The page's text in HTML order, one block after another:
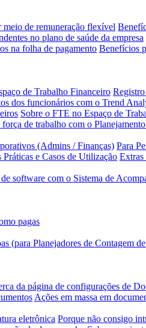
meio de remuneração flexível
no plano de saúde da empresa
na folha de pagamento Benefícios
de Trabalho Financeiro
dos funcionários com o Trend
Sobre o FTE no Espaço de
força de trabalho com o
(Admins / Finanças) Para
Práticas e Casos de Utilização Extras
software com o Sistema de
pagas
(para Planejadores de Contagem
da página de configurações de
Ações em massa em
eletrônica Porque não consigo